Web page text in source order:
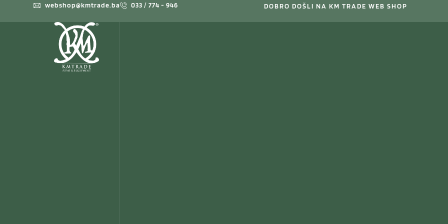
webshop@kmtrade.ba 033 / 774 - 946 DOBRO DOŠLI NA KM TRADE WEB SHOP